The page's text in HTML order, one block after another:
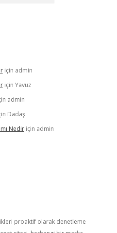
için admin
için Yavuz
admin
Dadaş
Nediriçin admin
proaktif olarak denetleme